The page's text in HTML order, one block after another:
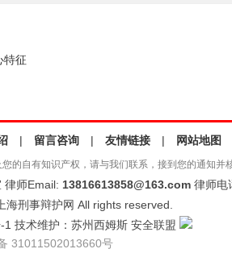
特征
| 留言咨询 | 友情链接 | 网站地图
自有知识产权，请与我们联系，接到您的通知并
律师Email: 13816613858@163.com律师电
海刑事辩护网 All rights reserved.
1 技术维护： 苏州西姆斯 安全联盟
31011502013660号